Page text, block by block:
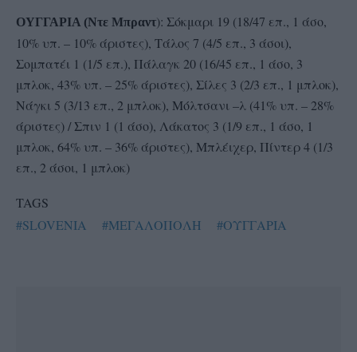
ΟΥΓΓΑΡΙΑ (Ντε Μπραντ): Σόκμαρι 19 (18/47 επ., 1 άσο,
10% υπ. – 10% άριστες), Τάλος 7 (4/5 επ., 3 άσοι),
Σομπατέι 1 (1/5 επ.), Πάλαγκ 20 (16/45 επ., 1 άσο, 3
μπλοκ, 43% υπ. – 25% άριστες), Σίλες 3 (2/3 επ., 1 μπλοκ),
Νάγκι 5 (3/13 επ., 2 μπλοκ), Μόλτσανι –λ (41% υπ. – 28%
άριστες) / Σπιν 1 (1 άσο), Λάκατος 3 (1/9 επ., 1 άσο, 1
μπλοκ, 64% υπ. – 36% άριστες), Μπλέιχερ, Πίντερ 4 (1/3
επ., 2 άσοι, 1 μπλοκ)
TAGS
#SLOVENIA
#ΜΕΓΑΛΟΠΟΛΗ #ΟΥΓΓΑΡΙΑ